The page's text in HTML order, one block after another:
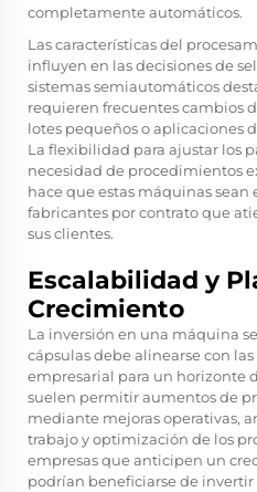
completamente automáticos.
Las características del
influyen en las decisiones de
sistemas semiautomáticos
requieren frecuentes cambios
lotes pequeños o aplicaciones
La flexibilidad para ajustar los
necesidad de procedimientos
hace que estas máquinas sean
fabricantes por contrato que
sus clientes.
Escalabilidad y
Crecimiento
La inversión en una máquina
cápsulas debe alinearse con
empresarial para un horizonte
suelen permitir aumentos de
mediante mejoras operativas,
trabajo y optimización de los
empresas que anticipen un
podrían beneficiarse de